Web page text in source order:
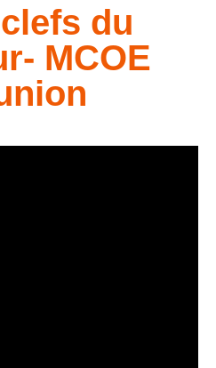
du
MCOE